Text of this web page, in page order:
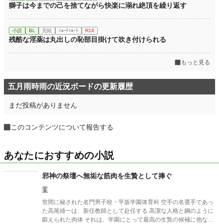
獅子は今までの己を捨てながら快楽に溺れ絶頂を繰り返す
小説 BL 完結 ｼｮｰﾄｼｮｰﾄ R18
残酷な淫薬は丸出しの恥部目掛けて吹き付けられる
もっと見る
五月雨時雨の近況ボードの更新履歴
まだ投稿がありません
このコンテンツについて報告する
あなたにおすすめの小説
邪神の祭壇へ無垢な筋肉を生贄として捧ぐ
零
世間に秘された名門男子校・平坂学園体育科 空手の名選手であっ
た高尾雄一は、新任教師として赴任する 高潔な人格と鋼のように
鍛えられた肉体 それは、学園にとって最高の生贄の候補に他なら